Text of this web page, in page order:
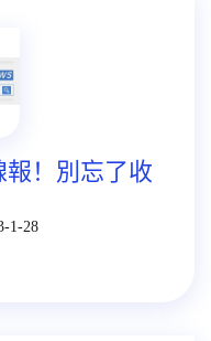
報！別忘了收
1-28